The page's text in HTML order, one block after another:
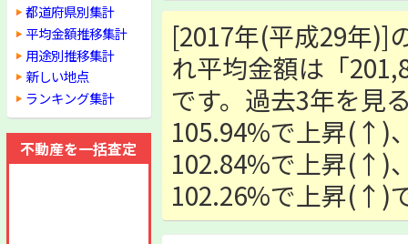
[2017年(平成29年)]
れ平均金額は「
です。過去3年を見
105.94%で上昇(↑)
102.84%で上昇(↑)
102.26%で上昇(↑)
都道府県別集計
平均金額推移集計
用途別推移集計
新しい地点
ランキング集計
不動産を一括査定